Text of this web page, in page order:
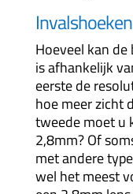
Hoeveel kan
is afhankelijk
eerste de
hoe meer zicht
tweede moet u
2,8mm? Of
met andere
wel het meest